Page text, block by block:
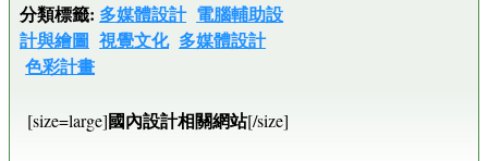
分類標籤: 多媒體設計 電腦輔助設
計與繪圖 視覺文化 多媒體設計
色彩計畫
[size=large]國內設計相關網站[/size]